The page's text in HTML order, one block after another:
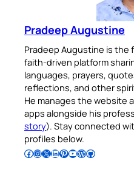
Pradeep Augustine
Pradeep Augustine is the
faith-driven platform
languages, prayers,
reflections, and other
He manages the website
apps alongside his
story). Stay connected
profiles below.
Follow Pradeep on Facebook Follow Pradeep on InstagramFollow Pradeep on X Follow Pradeep on LinkedIn Follow Pradeep on Pinterest Subscribe to Pradeep’s Youtube Channel Follow Pradeep on WordPress Follow Pradeep on GitHub